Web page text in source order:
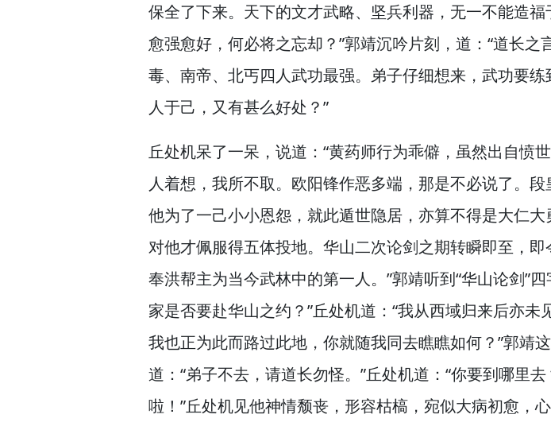
保全了下来。 天下的文才武略、坚兵利器， 无一不能造福
愈强愈好， 何必将之忘却？”郭靖沉吟片刻， 道：“道长之
毒、南帝、北丐四人武功最强。 弟子仔细想来， 武功要练
人于己， 又有甚么好处？”
丘处机呆了一呆， 说道：“黄药师行为乖僻， 虽然出自愤
人着想， 我所不取。 欧阳锋作恶多端， 那是不必说了。 段
他为了一己小小恩怨， 就此遁世隐居， 亦算不得是大仁大
对他才佩服得五体投地。 华山二次论剑之期转瞬即至， 即
奉洪帮主为当今武林中的第一人。”郭靖听到“华山论剑”
家是否要赴华山之约？”丘处机道：“我从西域归来后亦未
我也正为此而路过此地， 你就随我同去瞧瞧如何？”郭靖
道：“弟子不去， 请道长勿怪。”丘处机道：“你要到哪里去
啦！”丘处机见他神情颓丧， 形容枯槁， 宛似大病初愈，